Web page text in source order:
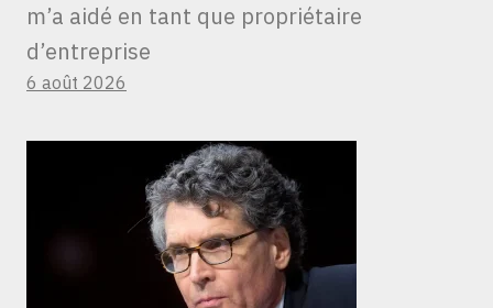
m’a aidé en tant que propriétaire
d’entreprise
6 août 2026